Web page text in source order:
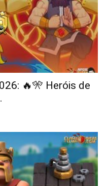
🔥🎌 Heróis de